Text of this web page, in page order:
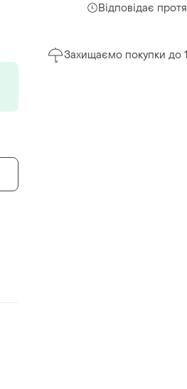
Відповідає
Захищаємо покупки до